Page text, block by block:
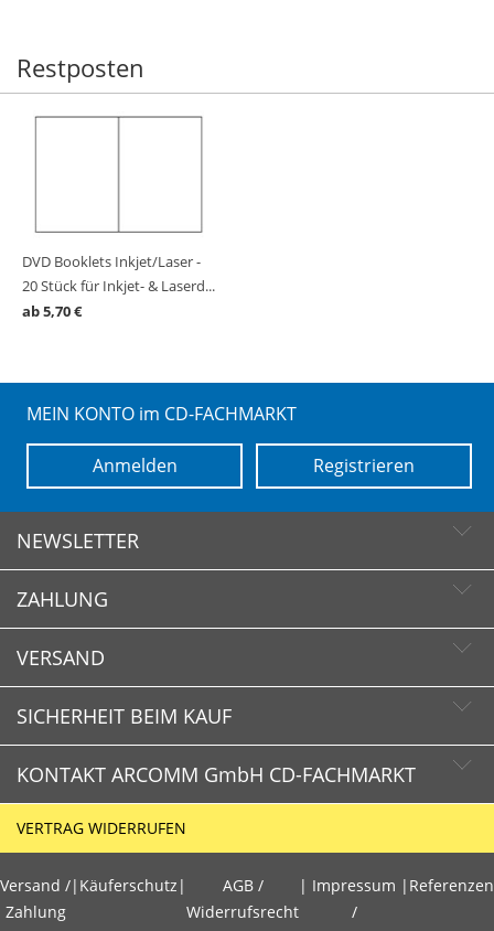
Restposten
DVD Booklets Inkjet/Laser -
20 Stück für Inkjet- & Laserd...
ab 5,70 €
MEIN KONTO im CD-FACHMARKT
Registrieren
Anmelden
NEWSLETTER
Newsletter abonnieren
Newsletter abbestellen
ZAHLUNG
VERSAND
SICHERHEIT BEIM KAUF
CD-FACHMARKT.de
Schnelle Lieferzeiten
Käuferschutz
Sichere Zahlung mit SSL-Verschlüsselung
KONTAKT ARCOMM GmbH CD-FACHMARKT
+49 (0)30 351 26 92 80
VERTRAG WIDERRUFEN
Versand /
Zahlung
| Käuferschutz |
AGB /
Widerrufsrecht
| Impressum
/
| Referenzen